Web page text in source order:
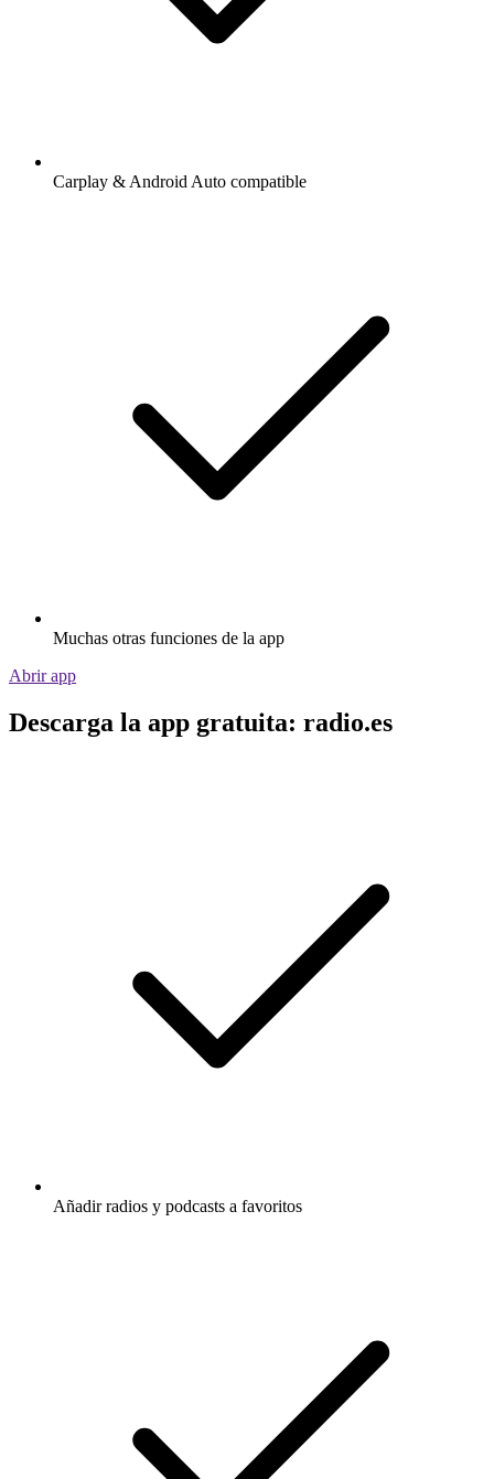
Carplay & Android Auto compatible
Muchas otras funciones de la app
Abrir app
Descarga la app gratuita: radio.es
Añadir radios y podcasts a favoritos